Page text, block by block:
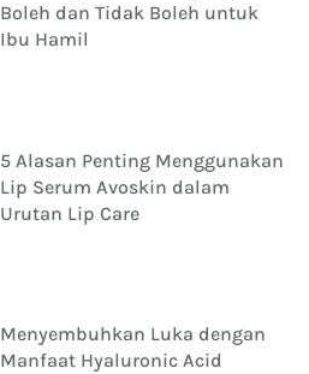
Boleh dan Tidak Boleh untuk
Ibu Hamil
5 Alasan Penting Menggunakan
Lip Serum Avoskin dalam
Urutan Lip Care
Menyembuhkan Luka dengan
Manfaat Hyaluronic Acid